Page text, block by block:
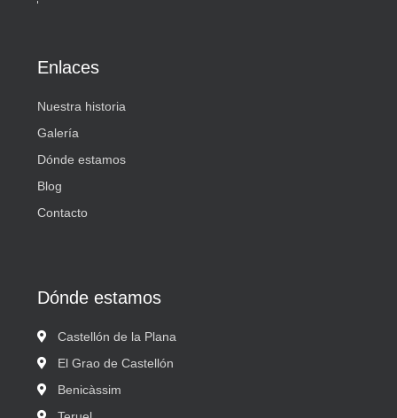
Enlaces
Nuestra historia
Galería
Dónde estamos
Blog
Contacto
Dónde estamos
Castellón de la Plana
El Grao de Castellón
Benicàssim